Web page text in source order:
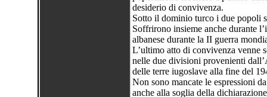
desiderio di convivenza.
Sotto il dominio turco i due popoli
Soffrirono insieme anche durante
albanese durante la II guerra
L’ultimo atto di convivenza venne
nelle due divisioni provenienti
delle terre iugoslave alla fine del
Non sono mancate le espressioni
anche alla soglia della